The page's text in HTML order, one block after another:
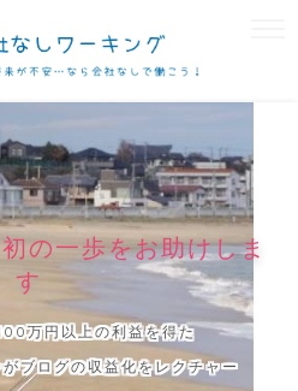
の一歩をお助けしま
す
万円以上の利益を得た
ブログの収益化をレクチャー